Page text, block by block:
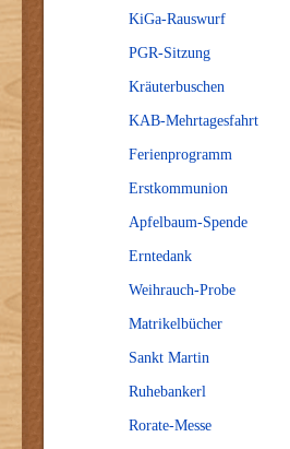
KiGa-Rauswurf
PGR-Sitzung
Kräuterbuschen
KAB-Mehrtagesfahrt
Ferienprogramm
Erstkommunion
Apfelbaum-Spende
Erntedank
Weihrauch-Probe
Matrikelbücher
Sankt Martin
Ruhebankerl
Rorate-Messe